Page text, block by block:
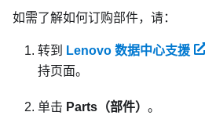
如需了解如何订购部件，请：
转到 Lenovo 数据中心支援
持页面。
单击 Parts（部件） 。